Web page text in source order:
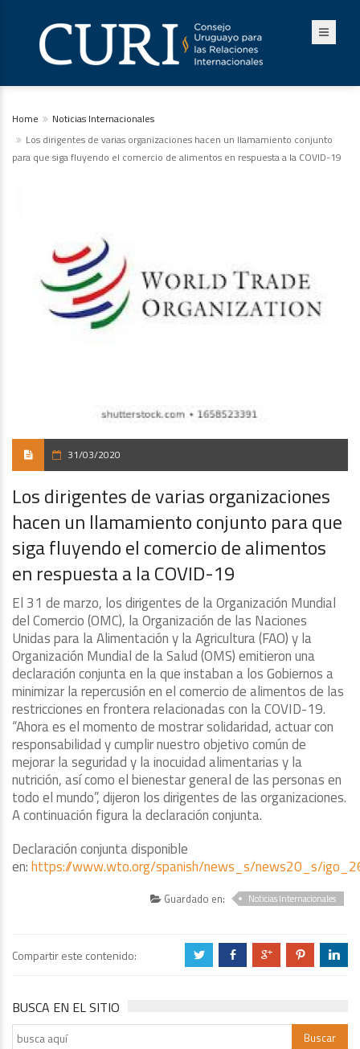
Home
Noticias Internacionales
Los dirigentes de varias organizaciones hacen un llamamiento conjunto
para que siga fluyendo el comercio de alimentos en respuesta a la COVID-19
31/03/2020
Los dirigentes de varias organizaciones
hacen un llamamiento conjunto para que
siga fluyendo el comercio de alimentos
en respuesta a la COVID-19
El 31 de marzo, los dirigentes de la Organización Mundial
del Comercio (OMC), la Organización de las Naciones
Unidas para la Alimentación y la Agricultura (FAO) y la
Organización Mundial de la Salud (OMS) emitieron una
declaración conjunta en la que instaban a los Gobiernos a
minimizar la repercusión en el comercio de alimentos de las
restricciones en frontera relacionadas con la COVID-19.
“Ahora es el momento de mostrar solidaridad, actuar con
responsabilidad y cumplir nuestro objetivo común de
mejorar la seguridad y la inocuidad alimentarias y la
nutrición, así como el bienestar general de las personas en
todo el mundo”, dijeron los dirigentes de las organizaciones.
A continuación figura la declaración conjunta.
Declaración conjunta disponible
en:https://www.wto.org/spanish/news_s/news20_s/
Guardado en: Noticias Internacionales
Compartir este contenido: a b c d j
BUSCA EN EL SITIO